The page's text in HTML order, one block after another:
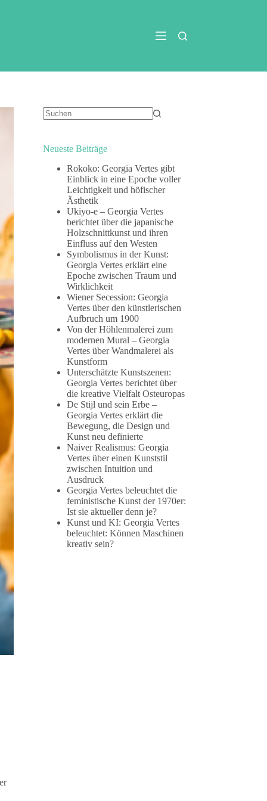
Neueste Beiträge
Rokoko: Georgia Vertes gibt
Einblick in eine Epoche voller
Leichtigkeit und höfischer
Ästhetik
Ukiyo-e – Georgia Vertes
berichtet über die japanische
Holzschnittkunst und ihren
Einfluss auf den Westen
Symbolismus in der Kunst:
Georgia Vertes erklärt eine
Epoche zwischen Traum und
Wirklichkeit
Wiener Secession: Georgia
Vertes über den künstlerischen
Aufbruch um 1900
Von der Höhlenmalerei zum
modernen Mural – Georgia
Vertes über Wandmalerei als
Kunstform
Unterschätzte Kunstszenen:
Georgia Vertes berichtet über
die kreative Vielfalt Osteuropas
De Stijl und sein Erbe –
Georgia Vertes erklärt die
Bewegung, die Design und
Kunst neu definierte
Naiver Realismus: Georgia
Vertes über einen Kunststil
zwischen Intuition und
Ausdruck
Georgia Vertes beleuchtet die
feministische Kunst der 1970er:
Ist sie aktueller denn je?
Kunst und KI: Georgia Vertes
beleuchtet: Können Maschinen
kreativ sein?